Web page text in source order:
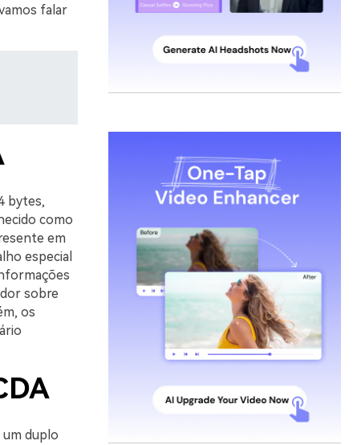
falar
bytes,
como
em
especial
sobre
os
um duplo